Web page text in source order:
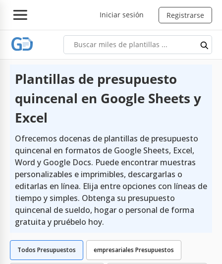
Iniciar sesión Registrarse
Plantillas de presupuesto
quincenal en Google Sheets y
Excel
Ofrecemos docenas de plantillas de presupuesto
quincenal en formatos de Google Sheets, Excel,
Word y Google Docs. Puede encontrar muestras
personalizables e imprimibles, descargarlas o
editarlas en línea. Elija entre opciones con líneas de
tiempo y simples. Obtenga su presupuesto
quincenal de sueldo, hogar o personal de forma
gratuita y pruébelo hoy.
Todos Presupuestos empresariales Presupuestos